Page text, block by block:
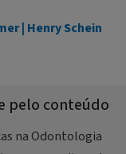
| Henry Schein
pelo conteúdo
na Odontologia